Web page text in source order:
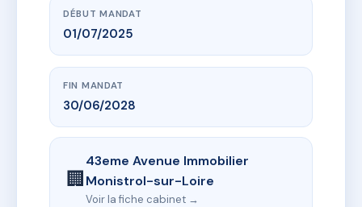
DÉBUT MANDAT
01/07/2025
FIN MANDAT
30/06/2028
🏢
43eme Avenue Immobilier
Monistrol-sur-Loire
Voir la fiche cabinet →